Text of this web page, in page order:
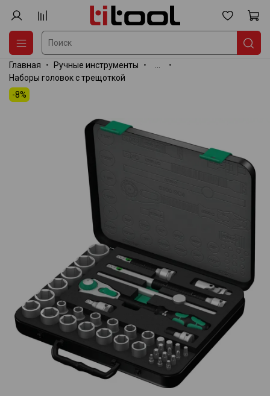
Главная Ручные инструменты
Наборы головок с трещоткой
-8%